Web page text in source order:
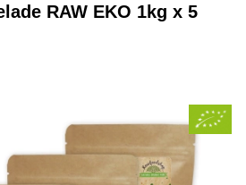
RAW EKO 1kg x 5
betyg 0
Delade RAW EKO 1kg x 5 paket